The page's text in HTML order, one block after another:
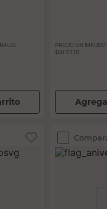
PRECIO SIN
$60.157,03